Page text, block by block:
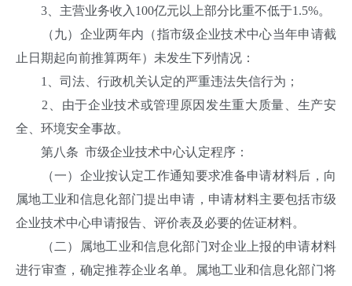
3、主营业务收入100亿元以上部分比重不低于1.5%。
（九）企业两年内（指市级企业技术中心当年申请截
止日期起向前推算两年）未发生下列情况：
1、司法、行政机关认定的严重违法失信行为；
2、由于企业技术或管理原因发生重大质量、生产安
全、环境安全事故。
第八条 市级企业技术中心认定程序：
（一）企业按认定工作通知要求准备申请材料后，向
属地工业和信息化部门提出申请，申请材料主要包括市级
企业技术中心申请报告、评价表及必要的佐证材料。
（二）属地工业和信息化部门对企业上报的申请材料
进行审查，确定推荐企业名单。属地工业和信息化部门将